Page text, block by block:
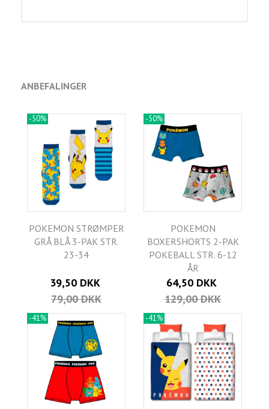
ANBEFALINGER
-50%
POKEMON STRØMPER
GRÅ BLÅ 3-PAK STR.
23-34
39,50 DKK
79,00 DKK
-50%
POKEMON
BOXERSHORTS 2-PAK
POKEBALL STR. 6-12
ÅR
64,50 DKK
129,00 DKK
-41% -41%